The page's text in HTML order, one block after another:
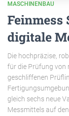
MASCHINENBAU
Feinmess
digitale
Die hochpräzise,
für die Prüfung von
geschliffenen
gleich sechs neue
Messmittels auf